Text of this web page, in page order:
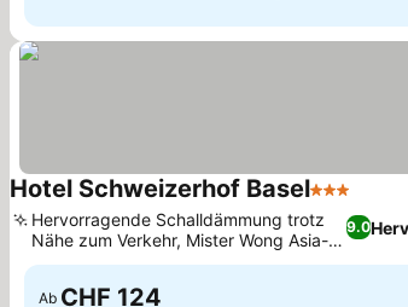
Hotel Schweizerhof Basel3 Sterne
9.0
Hervorragende Schalldämmung trotz
Nähe zum Verkehr, Mister Wong Asia-
Restaurant vor Ort
Ab CHF 124